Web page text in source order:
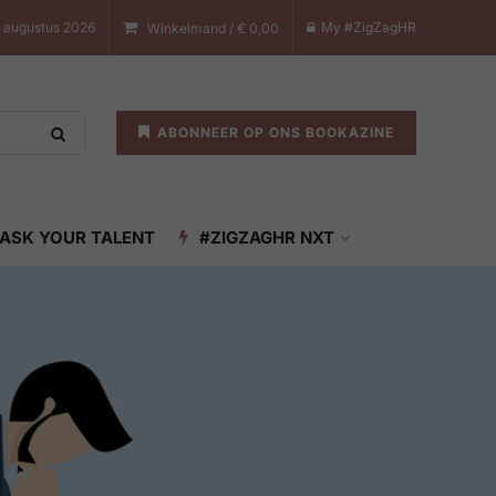
2026 Winkelmand / € 0,00 My #ZigZagHR
ABONNEER OP ONS BOOKAZINE
YOUR TALENT #ZIGZAGHR NXT